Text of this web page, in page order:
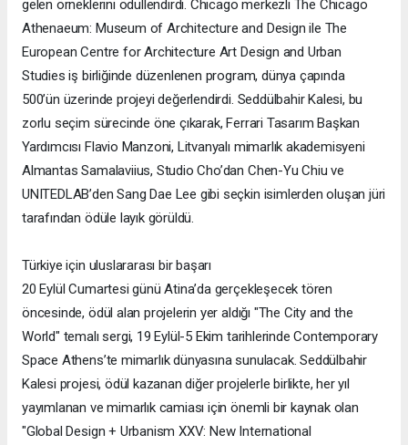
gelen örneklerini ödüllendirdi. Chicago merkezli The Chicago
Athenaeum: Museum of Architecture and Design ile The
European Centre for Architecture Art Design and Urban
Studies iş birliğinde düzenlenen program, dünya çapında
500’ün üzerinde projeyi değerlendirdi. Seddülbahir Kalesi, bu
zorlu seçim sürecinde öne çıkarak, Ferrari Tasarım Başkan
Yardımcısı Flavio Manzoni, Litvanyalı mimarlık akademisyeni
Almantas Samalaviius, Studio Cho’dan Chen-Yu Chiu ve
UNITEDLAB’den Sang Dae Lee gibi seçkin isimlerden oluşan jüri
tarafından ödüle layık görüldü.
Türkiye için uluslararası bir başarı
20 Eylül Cumartesi günü Atina’da gerçekleşecek tören
öncesinde, ödül alan projelerin yer aldığı "The City and the
World" temalı sergi, 19 Eylül-5 Ekim tarihlerinde Contemporary
Space Athens’te mimarlık dünyasına sunulacak. Seddülbahir
Kalesi projesi, ödül kazanan diğer projelerle birlikte, her yıl
yayımlanan ve mimarlık camiası için önemli bir kaynak olan
"Global Design + Urbanism XXV: New International